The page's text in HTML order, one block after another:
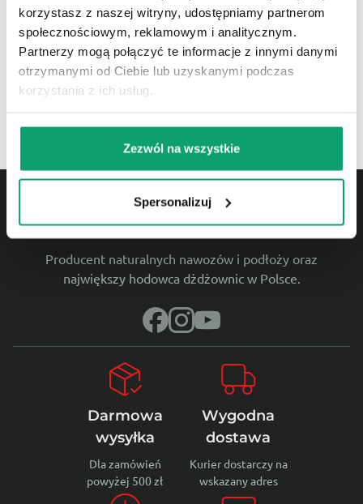
korzystasz z naszej witryny, udostępniamy partnerom
społecznościowym, reklamowym i analitycznym.
Partnerzy mogą połączyć te informacje z innymi danymi
otrzymanymi od Ciebie lub uzyskanymi podczas
korzystania z ich usług.
Zezwól na wszystkie
Spersonalizuj
Jesteśmy wTOP20największych sklepów ogrodniczych
Producent naturalnych nawozów i podłoży oraz
największy hodowca dżdżownic w Polsce.
Darmowa
wysyłka
Dla zamówień
powyżej 500 zł
Wygodna
dostawa
Kurier dostarczy na
wskazany adres